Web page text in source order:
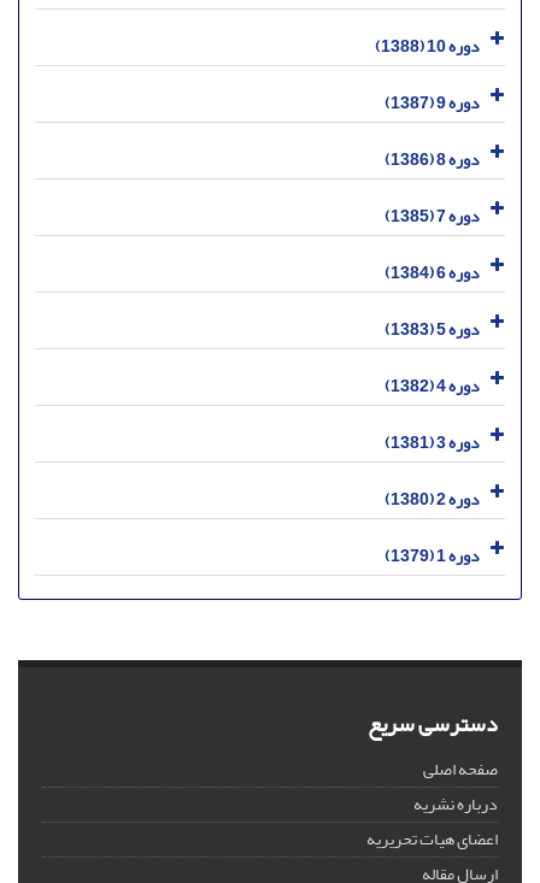
دوره 10 (1388)
دوره 9 (1387)
دوره 8 (1386)
دوره 7 (1385)
دوره 6 (1384)
دوره 5 (1383)
دوره 4 (1382)
دوره 3 (1381)
دوره 2 (1380)
دوره 1 (1379)
دسترسی سریع
صفحه اصلی
درباره نشریه
اعضای هیات تحریریه
ارسال مقاله